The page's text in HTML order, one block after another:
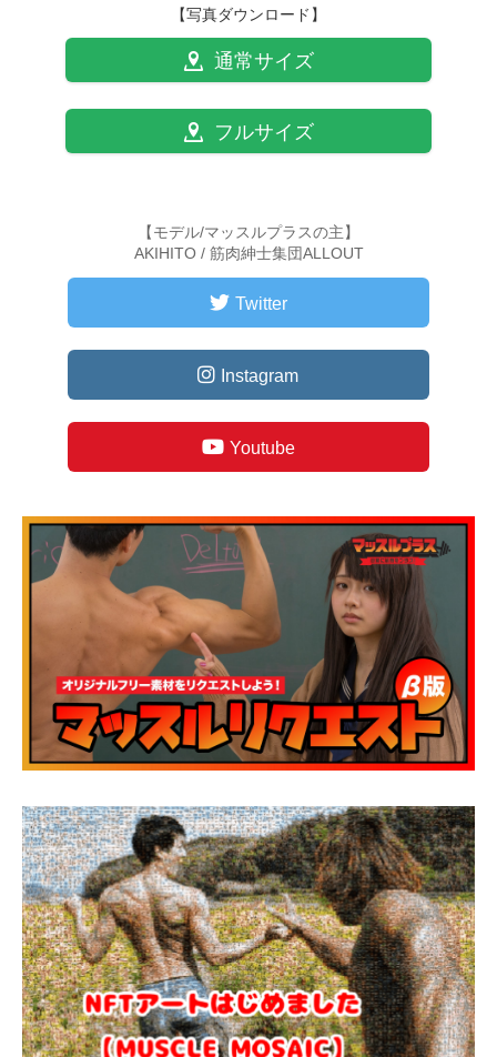
【写真ダウンロード】
通常サイズ
フルサイズ
【モデル/マッスルプラスの主】
AKIHITO / 筋肉紳士集団ALLOUT
Twitter
Instagram
Youtube